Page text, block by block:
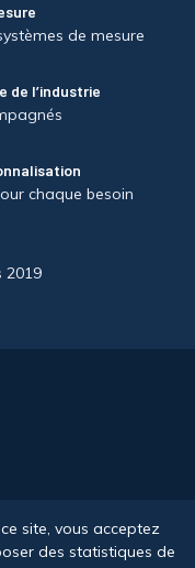
de mesure
de l’industrie
chaque besoin
2019
site, vous acceptez
des statistiques de